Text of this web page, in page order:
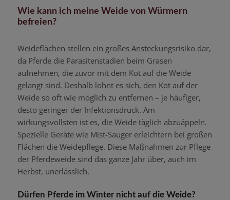
Wie kann ich meine Weide von Würmern
befreien?
Weideflächen stellen ein großes Ansteckungsrisiko dar,
da Pferde die Parasitenstadien beim Grasen
aufnehmen, die zuvor mit dem Kot auf die Weide
gelangt sind. Deshalb lohnt es sich, den Kot auf der
Weide so oft wie möglich zu entfernen – je häufiger,
desto geringer der Infektionsdruck. Am
wirkungsvollsten ist es, die Weide täglich abzuäppeln.
Spezielle Geräte wie Mist-Sauger erleichtern bei großen
Flächen die Weidepflege. Diese Maßnahmen zur Pflege
der Pferdeweide sind das ganze Jahr über, auch im
Herbst, unerlässlich.
Dürfen Pferde im Winter nicht auf die Weide?